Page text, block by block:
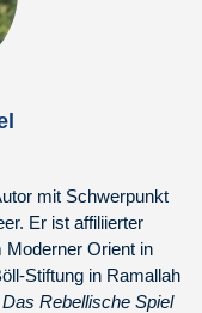
mit Schwerpunkt
Er ist affiliierter
Orient in
Stiftung in Ramallah
Das Rebellische Spiel